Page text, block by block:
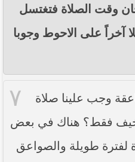
وقت الصلاة فتغتسل
آخراً على الاحوط وجوبا
٧
وجب علينا صلاة
تخيف فقط؟ هناك في بعض
لفترة طويلة والصواعق